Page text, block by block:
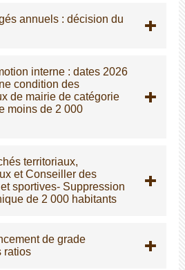
annuels : décision du
interne : dates 2026
condition des
de mairie de catégorie
moins de 2 000
territoriaux,
et Conseiller des
sportives- Suppression
de 2 000 habitants
de grade
ratios